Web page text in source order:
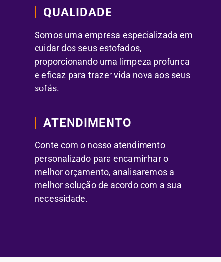
QUALIDADE
Somos uma empresa especializada em
cuidar dos seus estofados,
proporcionando uma limpeza profunda
e eficaz para trazer vida nova aos seus
sofás.
ATENDIMENTO
Conte com o nosso atendimento
personalizado para encaminhar o
melhor orçamento, analisaremos a
melhor solução de acordo com a sua
necessidade.